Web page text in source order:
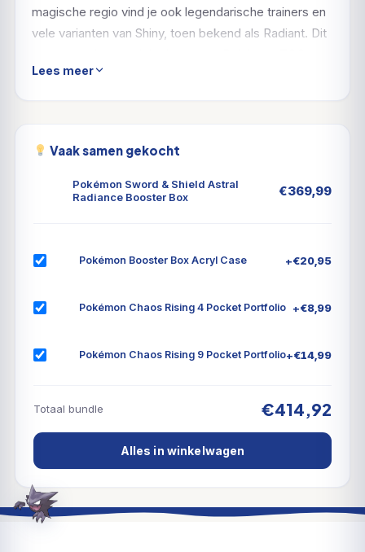
magische regio vind je ook legendarische trainers en
vele varianten van Shiny, toen bekend als Radiant. Dit
uitbreiding: Sword & Shield Astral Radiance!
Lees meer
Vaak samen gekocht
Pokémon Sword & Shield Astral
Radiance Booster Box
€369,99
Pokémon Booster Box Acryl Case +€20,95
Pokémon Chaos Rising 4 Pocket Portfolio +€8,99
Pokémon Chaos Rising 9 Pocket Portfolio+€14,99
Totaal bundle €414,92
Alles in winkelwagen